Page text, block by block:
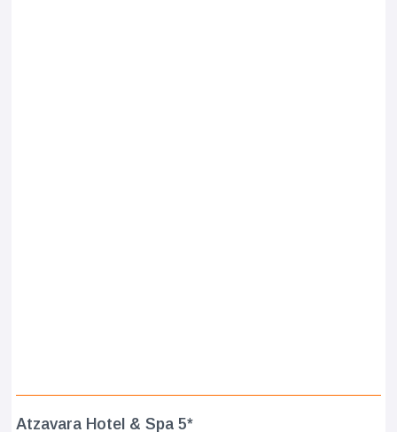
Atzavara Hotel & Spa 5*